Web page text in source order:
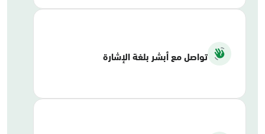
تواصل مع أبشر بلغة الإشارة